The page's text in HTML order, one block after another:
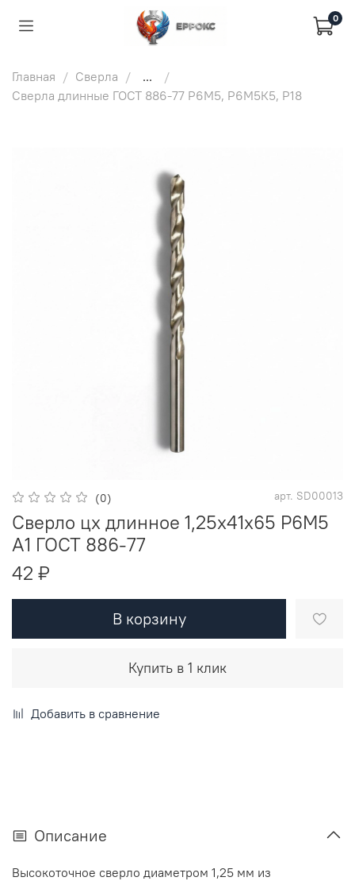
0
Главная Сверла
...
Сверла длинные ГОСТ 886-77 Р6М5, Р6М5К5, Р18
(0) арт. SD00013
Сверло цх длинное 1,25х41х65 Р6М5
A1 ГОСТ 886-77
42 ₽
В корзину
Купить в 1 клик
Добавить в сравнение
Описание
Высокоточное сверло диаметром 1,25 мм из